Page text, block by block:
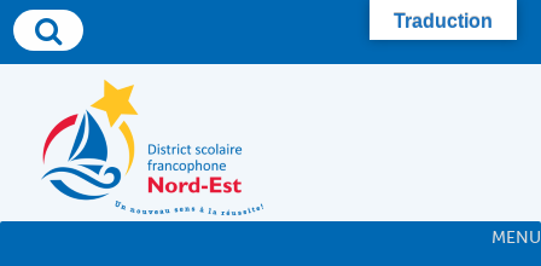
Skip
to
content
MENU
Traduction